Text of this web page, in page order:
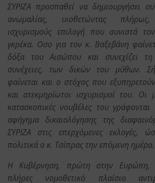
ΣΥΡΙΖΑ προσπαθεί να δημιουργήσει
ανωμαλίας, υιοθετώντας πλήρως,
ισχυρισμούς επιλογή που συνιστά
γκρέκα. Οσο για τον κ. Βαξεβάνη
δόξα του Αισώπου και συνεχίζει
συνέχειες, των δικών του μύθων.
φαίνεται και ο στόχος που
και ατεκμηρίωτοι ισχυρισμοί του. Οι
κατασκοπικές νουβέλες του
αφήγημα δικαιολόγησης της
ΣΥΡΙΖΑ στις επερχόμενες εκλογές,
πολιτικά ο κ. Τσίπρας την επόμενη ημέρα.
Η Κυβέρνηση, πρώτη στην Ευρώπη,
πλήρες νομοθετικό πλαίσιο